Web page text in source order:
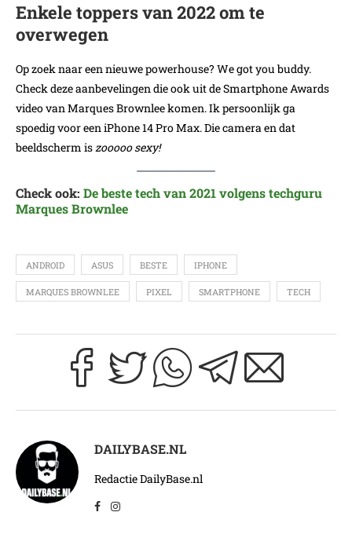
Enkele toppers van 2022 om te
overwegen
Op zoek naar een nieuwe powerhouse? We got you buddy.
Check deze aanbevelingen die ook uit de Smartphone Awards
video van Marques Brownlee komen. Ik persoonlijk ga
spoedig voor een iPhone 14 Pro Max. Die camera en dat
beeldscherm iszooooo sexy!
Check ook: De beste tech van 2021 volgens techguru
Marques Brownlee
ANDROID ASUS BESTE IPHONE
MARQUES BROWNLEE PIXEL SMARTPHONE TECH
DAILYBASE.NL
Redactie DailyBase.nl